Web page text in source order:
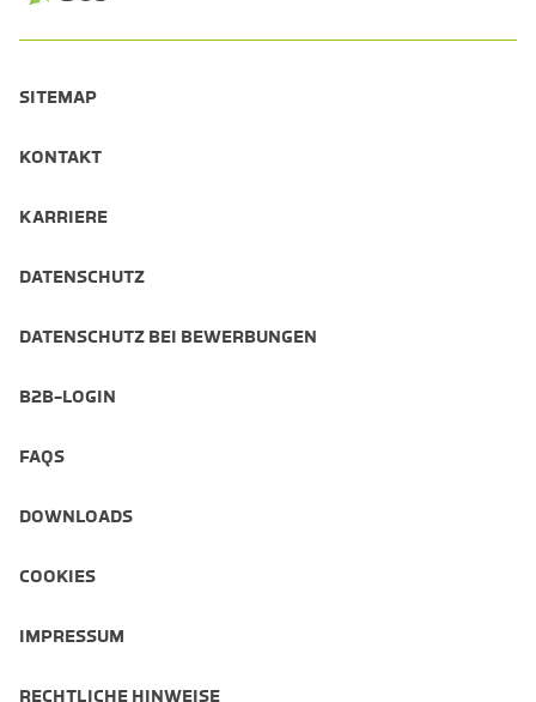
SITEMAP
KONTAKT
KARRIERE
DATENSCHUTZ
DATENSCHUTZ BEI BEWERBUNGEN
B2B-LOGIN
FAQS
DOWNLOADS
COOKIES
IMPRESSUM
RECHTLICHE HINWEISE